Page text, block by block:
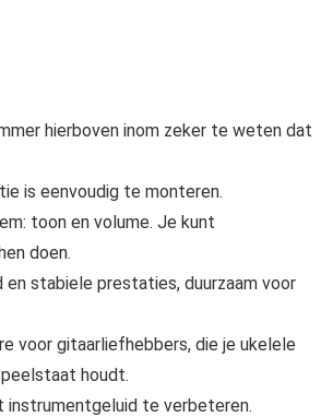
hierboven inom zeker te weten dat
is eenvoudig te monteren.
toon en volume. Je kunt
doen.
en stabiele prestaties, duurzaam voor
voor gitaarliefhebbers, die je ukelele
houdt.
instrumentgeluid te verbeteren.